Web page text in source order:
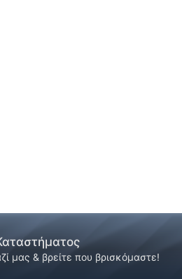
μας & βρείτε που βρισκόμαστε!